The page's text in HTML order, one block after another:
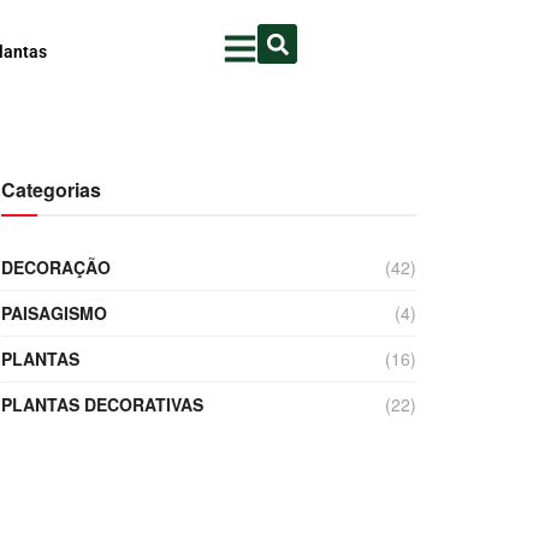
Categorias
DECORAÇÃO
(42)
PAISAGISMO
(4)
PLANTAS
(16)
PLANTAS DECORATIVAS
(22)